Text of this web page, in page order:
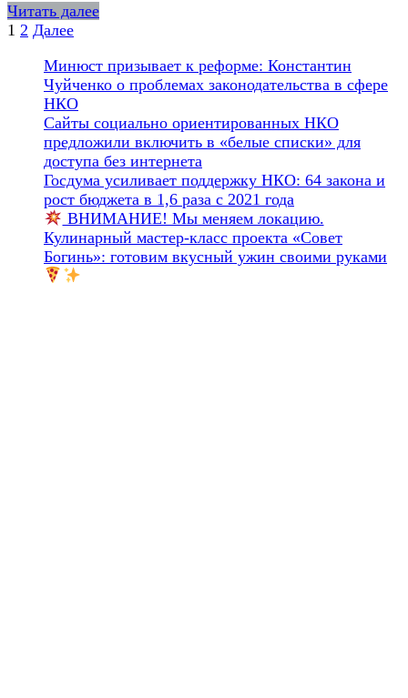
Читать далее
Пагинация
записей
1 2 Далее
Минюст призывает к реформе: Константин
Чуйченко о проблемах законодательства в сфере
НКО
Сайты социально ориентированных НКО
предложили включить в «белые списки» для
доступа без интернета
Госдума усиливает поддержку НКО: 64 закона и
рост бюджета в 1,6 раза с 2021 года
ВНИМАНИЕ! Мы меняем локацию.
Кулинарный мастер-класс проекта «Совет
Богинь»: готовим вкусный ужин своими руками